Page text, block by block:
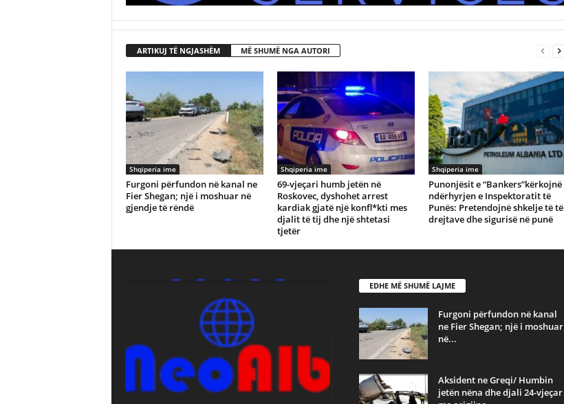
ARTIKUJ TË NGJASHËM MË SHUMË NGA AUTORI
Shqiperia ime
Furgoni përfundon në kanal ne
Fier Shegan; një i moshuar në
gjendje të rëndë
Shqiperia ime
69-vjeçari humb jetën në
Roskovec, dyshohet arrest
kardiak gjatë një konfl*kti mes
djalit të tij dhe një shtetasi
tjetër
Shqiperia ime
Punonjësit e “Bankers”kërkojnë
ndërhyrjen e Inspektoratit të
Punës: Pretendojnë shkelje të të
drejtave dhe sigurisë në punë
EDHE MË SHUMË LAJME
Furgoni përfundon në kanal
ne Fier Shegan; një i moshuar
në...
Aksident ne Greqi/ Humbin
jetën nëna dhe djali 24-vjeçar